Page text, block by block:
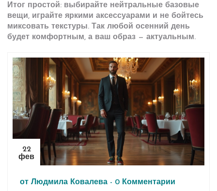
Итог простой: выбирайте нейтральные базовые
вещи, играйте яркими аксессуарами и не бойтесь
миксовать текстуры. Так любой осенний день
будет комфортным, а ваш образ — актуальным.
22
фев
от Людмила Ковалева - 0 Комментарии